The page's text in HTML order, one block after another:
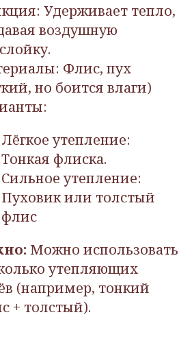
Удерживает тепло,
воздушную
Флис, пух
но боится влаги)
Лёгкое утепление:
Тонкая флиска.
Сильное утепление:
Пуховик или толстый
флис
Можно использовать
утепляющих
(например, тонкий
+ толстый).